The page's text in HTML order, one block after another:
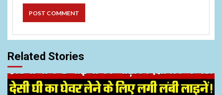
Related Stories